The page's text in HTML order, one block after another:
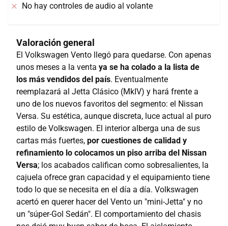
No hay controles de audio al volante
Valoración general
El Volkswagen Vento llegó para quedarse. Con apenas
unos meses a la venta ya se ha colado a la lista de
los más vendidos del país. Eventualmente
reemplazará al Jetta Clásico (MkIV) y hará frente a
uno de los nuevos favoritos del segmento: el Nissan
Versa. Su estética, aunque discreta, luce actual al puro
estilo de Volkswagen. El interior alberga una de sus
cartas más fuertes, por cuestiones de calidad y
refinamiento lo colocamos un piso arriba del Nissan
Versa; los acabados califican como sobresalientes, la
cajuela ofrece gran capacidad y el equipamiento tiene
todo lo que se necesita en el día a día. Volkswagen
acertó en querer hacer del Vento un "mini-Jetta" y no
un "súper-Gol Sedán". El comportamiento del chasis